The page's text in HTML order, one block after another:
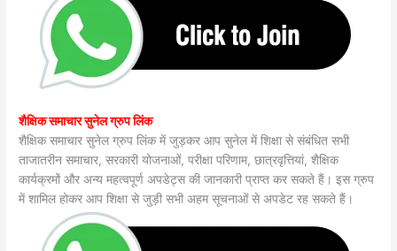
शैक्षिक समाचार सुनेल ग्रुप लिंक
शैक्षिक समाचार सुनेल ग्रुप लिंक में जुड़कर आप सुनेल में शिक्षा से संबंधित सभी
ताजातरीन समाचार, सरकारी योजनाओं, परीक्षा परिणाम, छात्रवृत्तियां, शैक्षिक
कार्यक्रमों और अन्य महत्वपूर्ण अपडेट्स की जानकारी प्राप्त कर सकते हैं। इस ग्रुप
में शामिल होकर आप शिक्षा से जुड़ी सभी अहम सूचनाओं से अपडेट रह सकते हैं।